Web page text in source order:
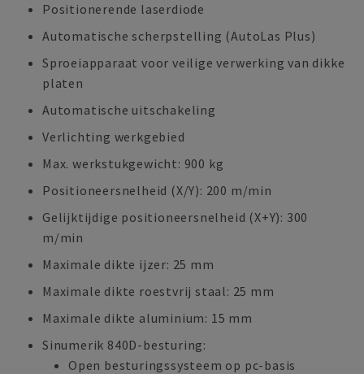
Positionerende laserdiode
Automatische scherpstelling (AutoLas Plus)
Sproeiapparaat voor veilige verwerking van dikke
platen
Automatische uitschakeling
Verlichting werkgebied
Max. werkstukgewicht: 900 kg
Positioneersnelheid (X/Y): 200 m/min
Gelijktijdige positioneersnelheid (X+Y): 300
m/min
Maximale dikte ijzer: 25 mm
Maximale dikte roestvrij staal: 25 mm
Maximale dikte aluminium: 15 mm
Sinumerik 840D-besturing:
Open besturingssysteem op pc-basis